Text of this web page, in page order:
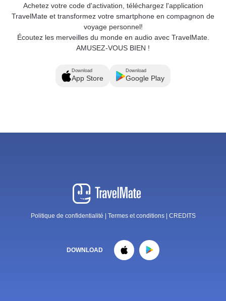
Achetez votre code d'activation, téléchargez l'application
TravelMate et transformez votre smartphone en compagnon de
voyage personnel!
Écoutez les merveilles du monde en audio avec TravelMate.
AMUSEZ-VOUS BIEN !
Download
App Store
Download
Google Play
Politique de confidentialité Termes et conditions CREDITS
DOWNLOAD